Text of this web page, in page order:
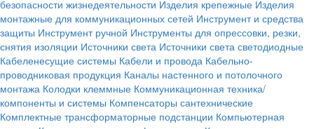
безопасности жизнедеятельности Изделия крепежные Изделия
монтажные для коммуникационных сетей Инструмент и средства
защиты Инструмент ручной Инструменты для опрессовки, резки,
снятия изоляции Источники света Источники света светодиодные
Кабеленесущие системы Кабели и провода Кабельно-
проводниковая продукция Каналы настенного и потолочного
монтажа Колодки клеммные Коммуникационная техника/
компоненты и системы Компенсаторы сантехнические
Комплектные трансформаторные подстанции Компьютерная